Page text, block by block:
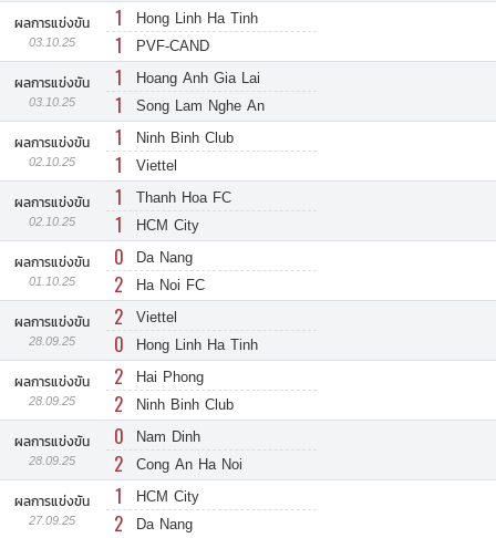
ผลการแข่งขัน
03.10.25
1 Hong Linh Ha Tinh
1 PVF-CAND
ผลการแข่งขัน
03.10.25
1 Hoang Anh Gia Lai
1 Song Lam Nghe An
ผลการแข่งขัน
02.10.25
1 Ninh Binh Club
1 Viettel
ผลการแข่งขัน
02.10.25
1 Thanh Hoa FC
1 HCM City
ผลการแข่งขัน
01.10.25
0 Da Nang
2 Ha Noi FC
ผลการแข่งขัน
28.09.25
2 Viettel
0 Hong Linh Ha Tinh
ผลการแข่งขัน
28.09.25
2 Hai Phong
2 Ninh Binh Club
ผลการแข่งขัน
28.09.25
0 Nam Dinh
2 Cong An Ha Noi
ผลการแข่งขัน
27.09.25
1 HCM City
2 Da Nang